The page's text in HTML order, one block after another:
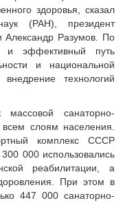
образований
здоровья, сказал
(РАН), президент
Александр Разумов. По
и эффективный путь
и национальной
технологий
санаторно-
слоям населения.
комплекс СССР
000 использовались
реабилитации, а
При этом в
447 000 санаторно-